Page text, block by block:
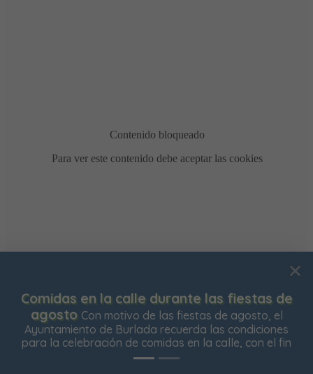
Comidas en la calle durante las fiestas de
agosto Con motivo de las fiestas de agosto, el
Ayuntamiento de Burlada recuerda las condiciones
para la celebración de comidas en la calle, con el fin
Usamos cookies para mejorar su experiencia de
navegación en nuestra web, para mostrarle contenidos
personalizados y analizar el tráfico de nuestra web.
Aceptar todas
Configurar